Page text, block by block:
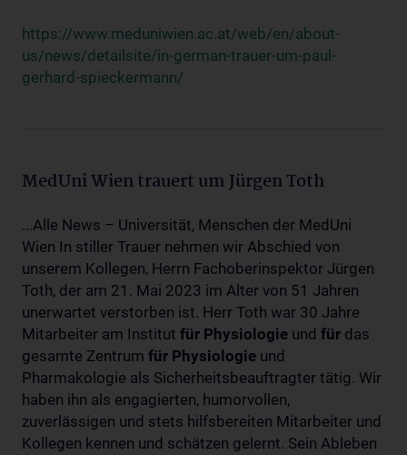
https://www.meduniwien.ac.at/web/en/about-
us/news/detailsite/in-german-trauer-um-paul-
gerhard-spieckermann/
MedUni Wien trauert um Jürgen Toth
...Alle News – Universität, Menschen der MedUni
Wien In stiller Trauer nehmen wir Abschied von
unserem Kollegen, Herrn Fachoberinspektor Jürgen
Toth, der am 21. Mai 2023 im Alter von 51 Jahren
unerwartet verstorben ist. Herr Toth war 30 Jahre
Mitarbeiter am Institut für Physiologie und für das
gesamte Zentrum für Physiologie und
Pharmakologie als Sicherheitsbeauftragter tätig. Wir
haben ihn als engagierten, humorvollen,
zuverlässigen und stets hilfsbereiten Mitarbeiter und
Kollegen kennen und schätzen gelernt. Sein Ableben